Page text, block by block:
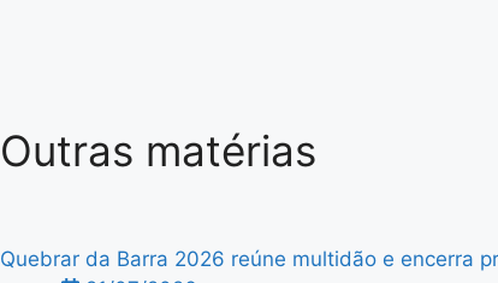
Outras matérias
Quebrar da Barra 2026 reúne multidão e encerra